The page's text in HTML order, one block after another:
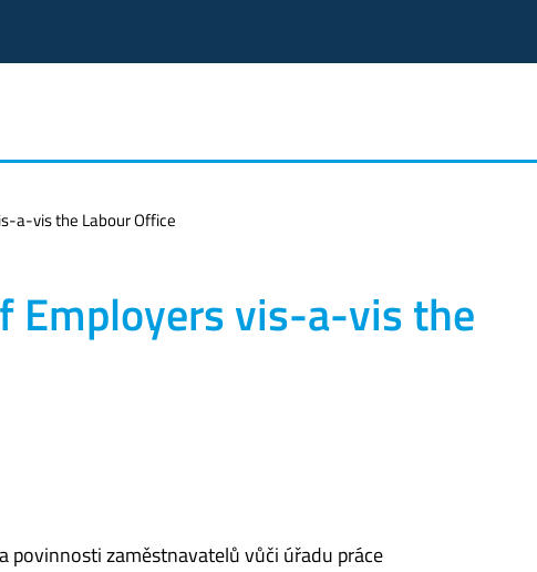
a-vis the Labour Office
Employers vis-a-vis the
povinnosti zaměstnavatelů vůči úřadu práce